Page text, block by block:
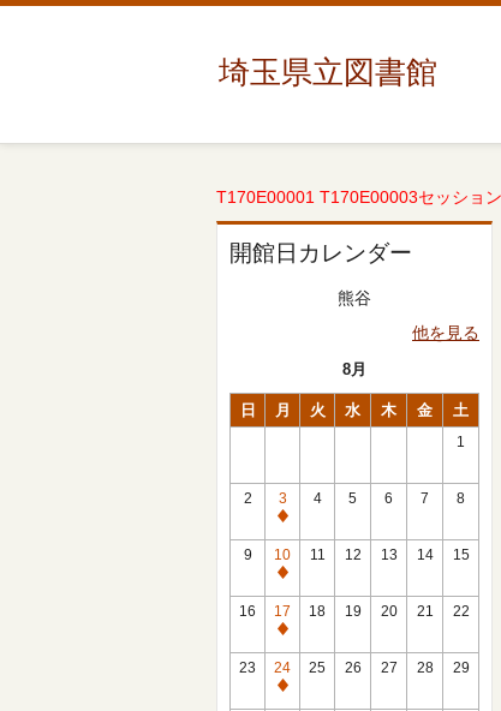
埼玉県立図書館
T170E00001 T170E00003セッショ
開館日カレンダー
熊谷
他を見る
8月
日 月 火 水 木 金 土
1
2
3
休
館
日
4 5 6 7 8
9
10
休
館
日
11 12 13 14 15
16
17
休
館
日
18 19 20 21 22
23
24
休
25 26 27 28 29